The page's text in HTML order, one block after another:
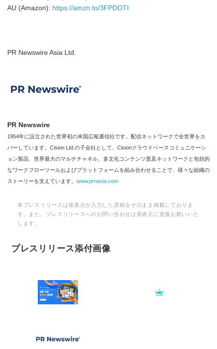
AU (Amazon): https://amzn.to/3FPDOTI
PR Newswire Asia Ltd.
PR Newswire
1954年に設立された世界初の米国広報通信社です。配信ネットワークで全世界をカ
バーしています。Cision Ltd.の子会社として、Cisionクラウドベースコミュニケーシ
ョン製品、世界最大のマルチチャネル、多文化コンテンツ普及ネットワークと包括的
なワークフローツールおよびプラットフォームを組み合わせることで、様々な組織の
ストーリーを支えています。 www.prnasia.com
本プレスリリースは発表元が入力した原稿をそのまま掲載しておりま
す。また、プレスリリースへのお問い合わせは発表元に直接お願いいた
します。
プレスリリース添付画像